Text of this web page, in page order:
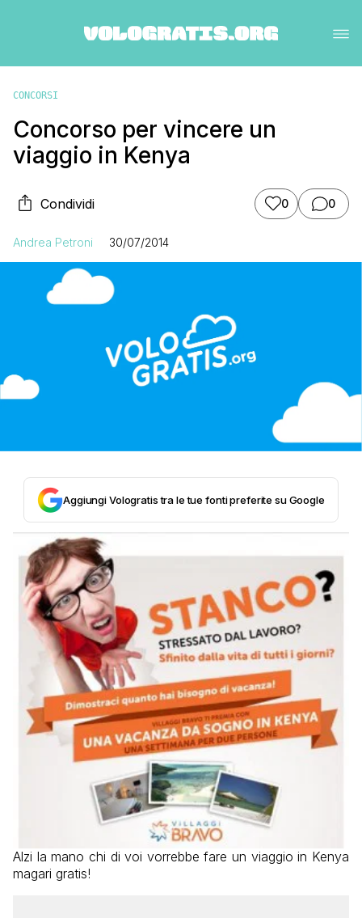
CONCORSI
Concorso per vincere un
viaggio in Kenya
Condividi 0 0
Andrea Petroni 30/07/2014
Aggiungi Vologratis tra le tue fonti preferite su Google
Alzi la mano chi di voi vorrebbe fare un viaggio in Kenya
magari gratis!